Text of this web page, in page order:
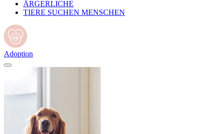
ÄRGERLICHE
TIERE SUCHEN MENSCHEN
Adoption